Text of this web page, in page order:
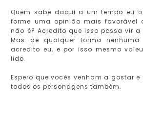
Quem sabe daqui a um tempo eu
forme uma opinião mais favorável
não é? Acredito que isso possa vir
Mas de qualquer forma
acredito eu, e por isso mesmo
lido.
Espero que vocês venham a gostar
todos os personagens também.